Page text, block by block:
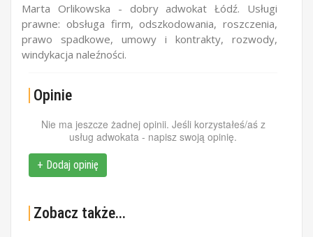
Marta Orlikowska - dobry adwokat Łódź. Usługi
prawne: obsługa firm, odszkodowania, roszczenia,
prawo spadkowe, umowy i kontrakty, rozwody,
windykacja naleźności.
Opinie
Nie ma jeszcze żadnej opinii. Jeśli korzystałeś/aś z
usług adwokata - napisz swoją opinię.
+ Dodaj opinię
Zobacz także...